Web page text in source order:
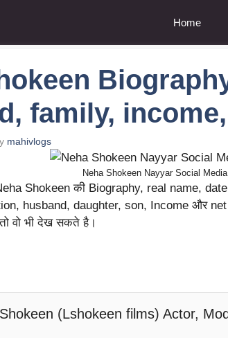
Home
family,
mahivlogs
Neha Shokeen Nayyar Social
Shokeen की Biography, real name,
husband, daughter, son, Income और
वो भी देख सकते है।
(Lshokeen films) Actor,